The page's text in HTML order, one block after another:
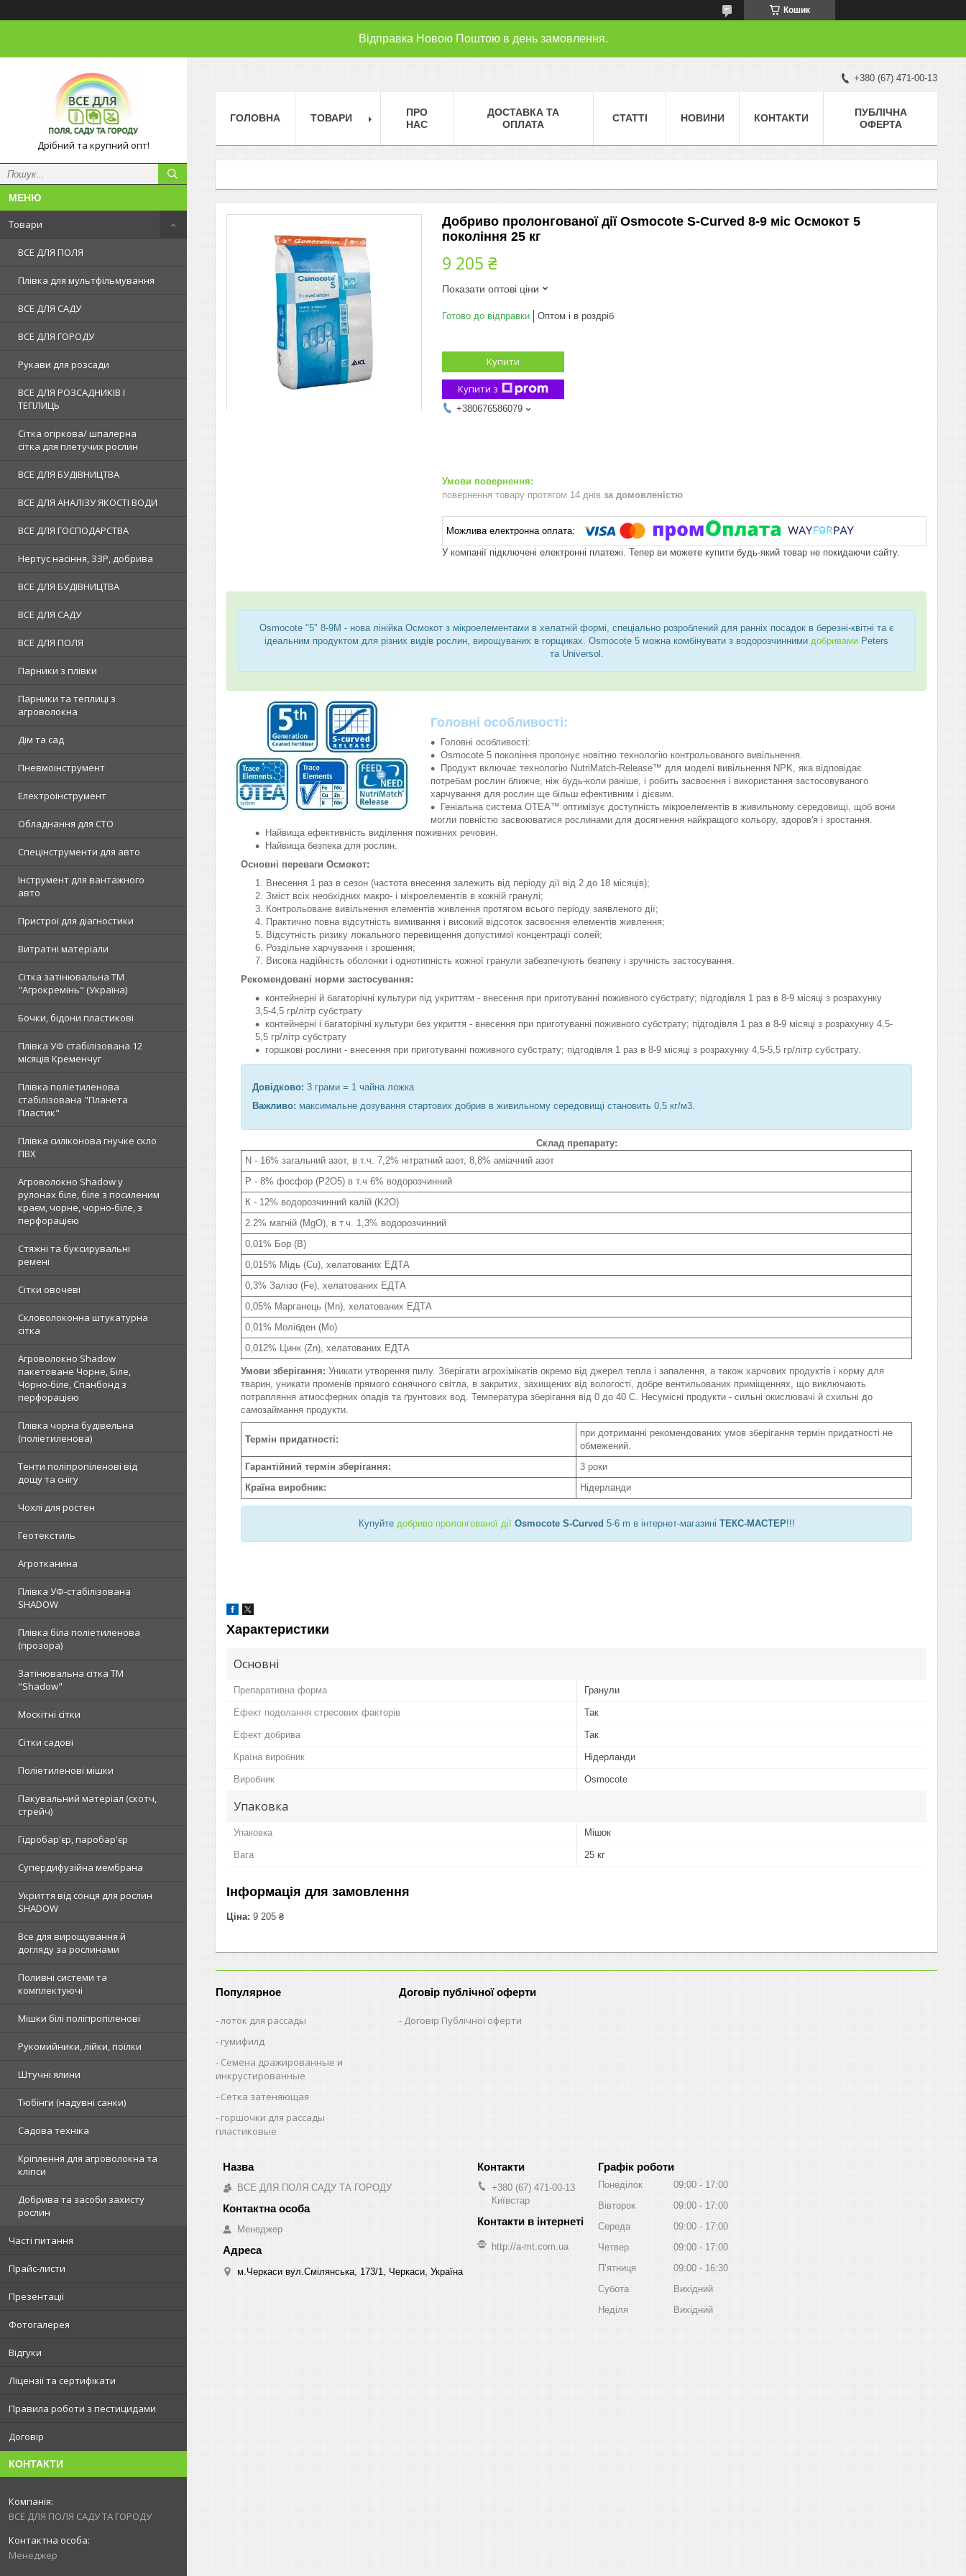
Кошик
Відправка Новою Поштою в день замовлення.
Дрібний та крупний опт!
Товари
ВСЕ ДЛЯ ПОЛЯ
Плівка для мультфільмування
ВСЕ ДЛЯ САДУ
ВСЕ ДЛЯ ГОРОДУ
Рукави для розсади
ВСЕ ДЛЯ РОЗСАДНИКІВ І
ТЕПЛИЦЬ
Сітка огіркова/ шпалерна
сітка для плетучих рослин
ВСЕ ДЛЯ БУДІВНИЦТВА
ВСЕ ДЛЯ АНАЛІЗУ ЯКОСТІ ВОДИ
ВСЕ ДЛЯ ГОСПОДАРСТВА
Нертус насіння, ЗЗР, добрива
ВСЕ ДЛЯ БУДІВНИЦТВА
ВСЕ ДЛЯ САДУ
ВСЕ ДЛЯ ПОЛЯ
Парники з плівки
Парники та теплиці з
агроволокна
Дім та сад
Пневмоінструмент
Електроінструмент
Обладнання для СТО
Спецінструменти для авто
Інструмент для вантажного
авто
Пристрої для діагностики
Витратні матеріали
Сітка затінювальна ТМ
"Агрокремінь" (Україна)
Бочки, бідони пластикові
Плівка УФ стабілізована 12
місяців Кременчуг
Плівка поліетиленова
стабілізована "Планета
Пластик"
Плівка силіконова гнучке скло
ПВХ
Агроволокно Shadow у
рулонах біле, біле з посиленим
краєм, чорне, чорно-біле, з
перфорацією
Стяжні та буксирувальні
ремені
Сітки овочеві
Скловолоконна штукатурна
сітка
Агроволокно Shadow
пакетоване Чорне, Біле,
Чорно-біле, Спанбонд з
перфорацією
Плівка чорна будівельна
(поліетиленова)
Тенти поліпропіленові від
дощу та снігу
Чохлі для ростен
Геотекстиль
Агротканина
Плівка УФ-стабілізована
SHADOW
Плівка біла поліетиленова
(прозора)
Затінювальна сітка ТМ
"Shadow"
Москітні сітки
Сітки садові
Поліетиленові мішки
Пакувальний матеріал (скотч,
стрейч)
Гідробар'єр, паробар'єр
Супердифузійна мембрана
Укриття від сонця для рослин
SHADOW
Все для вирощування й
догляду за рослинами
Поливні системи та
комплектуючі
Мішки білі поліпропіленові
Рукомийники, лійки, поїлки
Штучні ялини
Тюбінги (надувні санки)
Садова техніка
Кріплення для агроволокна та
кліпси
Добрива та засоби захисту
рослин
Часті питання
Прайс-листи
Презентації
Фотогалерея
Відгуки
Ліцензії та сертифікати
Правила роботи з пестицидами
Договір
КОНТАКТИ
ВСЕ ДЛЯ ПОЛЯ САДУ ТА ГОРОДУ
Менеджер
+380 (67) 471-00-13
ГОЛОВНА ТОВАРИ
ПРО
НАС
ДОСТАВКА ТА
ОПЛАТА
СТАТТІ НОВИНИ КОНТАКТИ
ПУБЛІЧНА
ОФЕРТА
Добриво пролонгованої дії Osmocote S-Curved 8-9 міс Осмокот 5
покоління 25 кг
9 205 ₴
Показати оптові ціни
Готово до відправки Оптом і в роздріб
Купити
Купити з
+380676586079
повернення товару протягом 14 днів за домовленістю
У компанії підключені електронні платежі. Тепер ви можете купити будь-який товар не покидаючи сайту.
Osmocote "5" 8-9M - нова лінійка Осмокот з мікроелементами в хелатній формі, спеціально розроблений для ранніх посадок в березні-квітні та є
ідеальним продуктом для різних видів рослин, вирощуваних в горщиках. Osmocote 5 можна комбінувати з водорозчинними добривами Peters
та Universol.
Головні особливості:
Головні особливості:
Osmocote 5 покоління пропонує новітню технологію контрольованого вивільнення.
Продукт включає технологію NutriMatch-Release™ для моделі вивільнення NPK, яка відповідає
потребам рослин ближче, ніж будь-коли раніше, і робить засвоєння і використання застосовуваного
харчування для рослин ще більш ефективним і дієвим.
Геніальна система OTEA™ оптимізує доступність мікроелементів в живильному середовищі, щоб вони
могли повністю засвоюватися рослинами для досягнення найкращого кольору, здоров'я і зростання.
Найвища ефективність виділення поживних речовин.
Найвища безпека для рослин.
Основні переваги Осмокот:
Внесення 1 раз в сезон (частота внесення залежить від періоду дії від 2 до 18 місяців);
Зміст всіх необхідних макро- і мікроелементів в кожній гранулі;
Контрольоване вивільнення елементів живлення протягом всього періоду заявленого дії;
Практично повна відсутність вимивання і високий відсоток засвоєння елементів живлення;
Відсутність ризику локального перевищення допустимої концентрації солей;
Роздільне харчування і зрошення;
Висока надійність оболонки і однотипність кожної гранули забезпечують безпеку і зручність застосування.
Рекомендовані норми застосування:
контейнерні й багаторічні культури під укриттям - внесення при приготуванні поживного субстрату; підгодівля 1 раз в 8-9 місяці з розрахунку
3,5-4,5 гр/літр субстрату
контейнерні і багаторічні культури без укриття - внесення при приготуванні поживного субстрату; підгодівля 1 раз в 8-9 місяці з розрахунку 4,5-
5,5 гр/літр субстрату
горшкові рослини - внесення при приготуванні поживного субстрату; підгодівля 1 раз в 8-9 місяці з розрахунку 4,5-5,5 гр/літр субстрату.
Довідково: 3 грами = 1 чайна ложка
Важливо: максимальне дозування стартових добрив в живильному середовищі становить 0,5 кг/м3.
Склад препарату:
N - 16% загальний азот, в т.ч. 7,2% нітратний азот, 8,8% аміачний азот
P - 8% фосфор (P2O5) в т.ч 6% водорозчинний
К - 12% водорозчинний калій (K2O)
2.2% магній (MgO), в т.ч. 1,3% водорозчинний
0,01% Бор (B)
0,015% Мідь (Cu), хелатованих ЕДТА
0,3% Залізо (Fe), хелатованих ЕДТА
0,05% Марганець (Mn), хелатованих ЕДТА
0,01% Молібден (Mo)
0,012% Цинк (Zn), хелатованих ЕДТА
Умови зберігання: Уникати утворення пилу. Зберігати агрохімікатів окремо від джерел тепла і запалення, а також харчових продуктів і корму для
тварин, уникати променів прямого сонячного світла, в закритих, захищених від вологості, добре вентильованих приміщеннях, що виключають
потрапляння атмосферних опадів та ґрунтових вод. Температура зберігання від 0 до 40 С. Несумісні продукти - сильні окислювачі й схильні до
самозаймання продукти.
Термін придатності:
при дотриманні рекомендованих умов зберігання термін придатності не
обмежений.
Гарантійний термін зберігання:
3 роки
Країна виробник:
Нідерланди
Купуйте добриво пролонгованої дії Osmocote S-Curved 5-6 m в інтернет-магазині ТЕКС-МАСТЕР!!!
Характеристики
Основні
Препаративна форма Гранули
Ефект подолання стресових факторів Так
Ефект добрива Так
Країна виробник Нідерланди
Виробник Osmocote
Упаковка
Упаковка Мішок
Вага 25 кг
Інформація для замовлення
Ціна: 9 205 ₴
Популярное
лоток для рассады
гумифилд
Семена дражированные и
инкрустированные
Сетка затеняющая
горшочки для рассады
пластиковые
Договір публічної оферти
Договір Публічної оферти
ВСЕ ДЛЯ ПОЛЯ САДУ ТА ГОРОДУ
Менеджер
м.Черкаси вул.Смілянська, 173/1, Черкаси, Україна
+380 (67) 471-00-13
Київстар
http://a-mt.com.ua
Графік роботи
Понеділок 09:00
17:00
Вівторок
09:00
17:00
Середа
09:00
17:00
Четвер
09:00
17:00
Пʼятниця
09:00
16:30
Субота
Вихідний
Неділя
Вихідний